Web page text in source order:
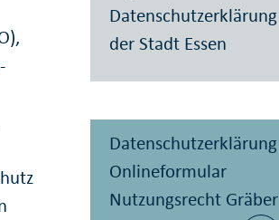
Datenschutzerklärung
der Stadt Essen
Datenschutzerklärung
Onlineformular
Nutzungsrecht Gräber